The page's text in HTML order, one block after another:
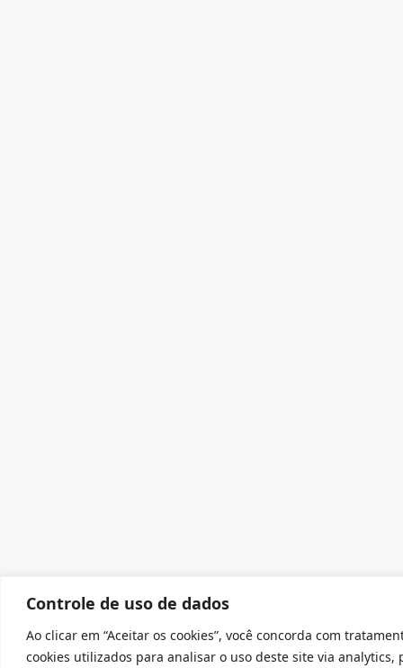
Controle de uso de dados
Ao clicar em “Aceitar os cookies”, você concorda com
cookies utilizados para analisar o uso deste site via analytics,